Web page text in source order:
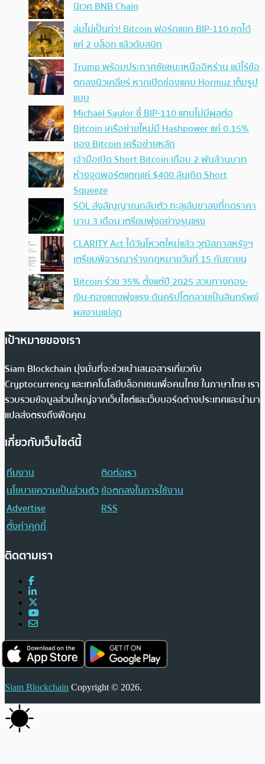
นิเวศ BNB Chain
ล่มไม่เป็นท่า! Bitcoin ฟอร์กแยก BIP-110 ขุดได้
แค่ 2 บล็อก แล้วดับสนิท
Trump พร้อมประกาศชัยชนะเหนืออิหร่าน แม้ไร้ข้อ
ตกลงนิวเคลียร์ หากเปิดช่องแคบ Hormuz เต็มรูป
แบบ
Michael Saylor ชี้ BIP-110 แทบไม่มีผลต่อ
Bitcoin เครือข่ายใหม่มี Hashpower แค่ 0.15%
ของ Bitcoin เครือข่ายหลัก
เจ้ามือเปิด Short Bitcoin เกือบ 2 พันล้านบาท
ห่างจุดพอร์ตแตกแค่ $400 ลุ้นเกิด Short
Squeeze
SOL ส่งสัญญาณกลับตัว ทะลุเส้นขาลงที่กดราคา
นาน 3 เดือน เตรียมพุ่งอย่างรุนแรง
CLARITY Act ได้วันโหวตใหม่แล้ว วุฒิสภาสหรัฐฯ
เตรียมพิจารณาร่างกฎหมายวันที่ 15 กันยายน
Bitcoin ร่วง 35% ตั้งแต่ปี 2025 สวนทางทอง-
เงิน-ทองแดงพุ่งแรง ดันคริปโตกลายเป็นสินทรัพย์
ผลงานแย่สุด
เป้าหมายของเรา
Siam Blockchain มุ่งมั่นที่จะช่วยนำเสนอสารเกี่ยวกับ
Cryptocurrency และเทคโนโลยีบล็อกเชนเพื่อคนไทย ในภาษาไทย เรา
รวบรวมข้อมูลส่วนใหญ่จากเว็บไซต์และเว็บบอร์ดต่างประเทศและนำมา
แปลส่งตรงถึงฟีดคุณ
เกี่ยวกับเว็บไซต์นี้
ทีมงาน
ติดต่อเรา
นโยบายความเป็นส่วนตัวข้อตกลงในการใช้งาน
Advertise
RSS
ตั้งค่าคุกกี้
ติดตามเรา
Siam Blockchain Copyright © 2026.